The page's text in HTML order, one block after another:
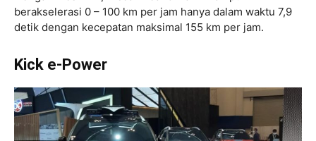
berakselerasi 0 – 100 km per jam hanya dalam waktu 7,9
detik dengan kecepatan maksimal 155 km per jam.
Kick e-Power